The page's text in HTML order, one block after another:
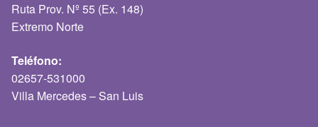
Ruta Prov. Nº 55 (Ex. 148)
Extremo Norte
Teléfono:
02657-531000
Villa Mercedes – San Luis